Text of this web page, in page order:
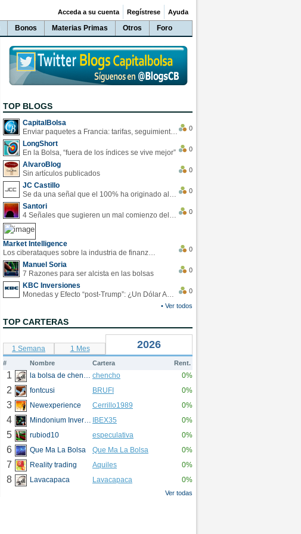
Bonos Materias Primas Otros Foro
Acceda a su cuenta Regístrese Ayuda
TOP BLOGS
CapitalBolsa
Enviar paquetes a Francia: tarifas, seguimiento y ventajas destacadas
0
LongShort
En la Bolsa, “fuera de los índices se vive mejor”
0
AlvaroBlog
Sin artículos publicados
0
JC Castillo
Se da una señal que el 100% ha originado alzas en las bolsas
0
Santori
4 Señales que sugieren un mal comienzo del 3T de la economía EEUU
0
Market Intelligence
Los ciberataques sobre la industria de finanzas se han duplicado este año
0
Manuel Soria
7 Razones para ser alcista en las bolsas
0
KBC Inversiones
Monedas y Efecto “post-Trump”: ¿Un Dólar Americano operando en rangos?
0
• Ver todos
TOP CARTERAS
1 Semana 1 Mes 2026
# Nombre Cartera Rent.
1 la bolsa de chencho chencho 0%
2 fontcusi BRUFI 0%
3 Newexperience Cerrillo1989 0%
4 Mindonium Inversions IBEX35 0%
5 rubiod10 especulativa 0%
6 Que Ma La Bolsa Que Ma La Bolsa 0%
7 Reality trading Aquiles 0%
8 Lavacapaca Lavacapaca 0%
Ver todas